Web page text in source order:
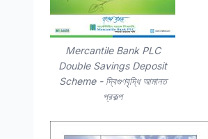
Mercantile Bank PLC
Double Savings Deposit
Scheme - দ্বিগুণবৃদ্ধি আমানত
প্রকল্প